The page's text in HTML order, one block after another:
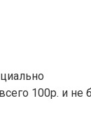
100р. и не